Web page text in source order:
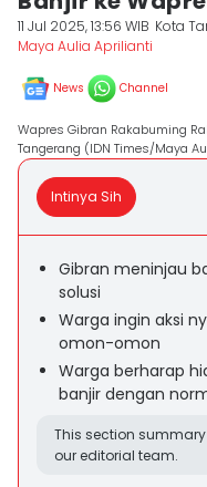
11 Jul 2025, 13:56 WIB Kota
Maya Aulia Aprilianti
News Channel
Wapres Gibran Rakabuming
Tangerang (IDN Times/Maya
Intinya Sih
Gibran meninjau
solusi
Warga ingin aksi
omon-omon
Warga berharap
banjir dengan
This section
our editorial team.